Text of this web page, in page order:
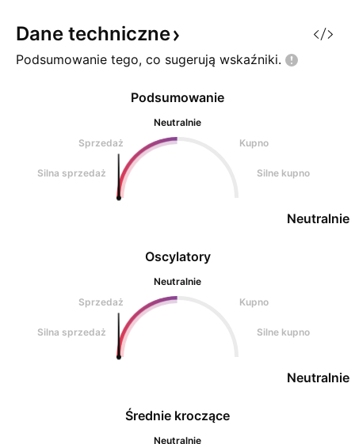
nowa fala w
Dane techniczne
Podsumowanie tego, co sugerują wskaźniki.
Oscylatory
Neutralnie
Sprzedaż
Kupno
Silna sprzedaż Silne kupno
Neutralnie
Podsumowanie
Neutralnie
Sprzedaż
Kupno
Silna sprzedaż Silne kupno
Neutralnie
Średnie kroczące
Neutralnie